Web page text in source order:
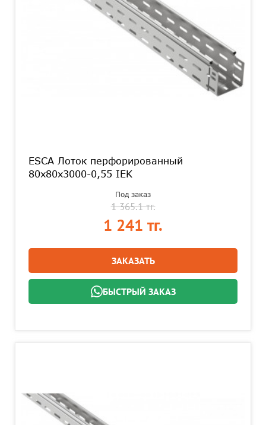
ESCA Лоток перфорированный
80х80х3000-0,55 IEK
Под заказ
1 365.1 тг.
1 241 тг.
ЗАКАЗАТЬ
БЫСТРЫЙ ЗАКАЗ